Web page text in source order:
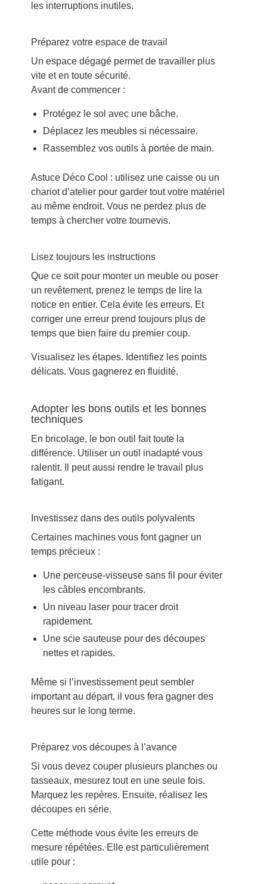
les interruptions inutiles.
Préparez votre espace de travail
Un espace dégagé permet de travailler plus
vite et en toute sécurité.
Avant de commencer :
Protégez le sol avec une bâche.
Déplacez les meubles si nécessaire.
Rassemblez vos outils à portée de main.
Astuce Déco Cool : utilisez une caisse ou un
chariot d’atelier pour garder tout votre matériel
au même endroit. Vous ne perdez plus de
temps à chercher votre tournevis.
Lisez toujours les instructions
Que ce soit pour monter un meuble ou poser
un revêtement, prenez le temps de lire la
notice en entier. Cela évite les erreurs. Et
corriger une erreur prend toujours plus de
temps que bien faire du premier coup.
Visualisez les étapes. Identifiez les points
délicats. Vous gagnerez en fluidité.
Adopter les bons outils et les bonnes
techniques
En bricolage, le bon outil fait toute la
différence. Utiliser un outil inadapté vous
ralentit. Il peut aussi rendre le travail plus
fatigant.
Investissez dans des outils polyvalents
Certaines machines vous font gagner un
temps précieux :
Une perceuse-visseuse sans fil pour éviter
les câbles encombrants.
Un niveau laser pour tracer droit
rapidement.
Une scie sauteuse pour des découpes
nettes et rapides.
Même si l’investissement peut sembler
important au départ, il vous fera gagner des
heures sur le long terme.
Préparez vos découpes à l’avance
Si vous devez couper plusieurs planches ou
tasseaux, mesurez tout en une seule fois.
Marquez les repères. Ensuite, réalisez les
découpes en série.
Cette méthode vous évite les erreurs de
mesure répétées. Elle est particulièrement
utile pour :